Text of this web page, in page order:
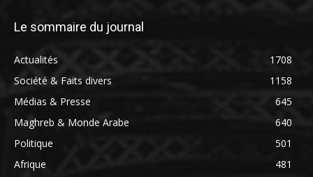
Le sommaire du journal
Actualités
1708
Société & Faits divers
1158
Médias & Presse
645
Maghreb & Monde Arabe
640
Politique
501
Afrique
481